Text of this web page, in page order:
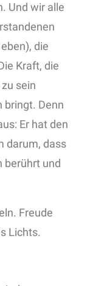
Und wir alle
die
Kraft, die
sein
bringt. Denn
Er hat den
darum, dass
berührt und
Freude
Lichts.